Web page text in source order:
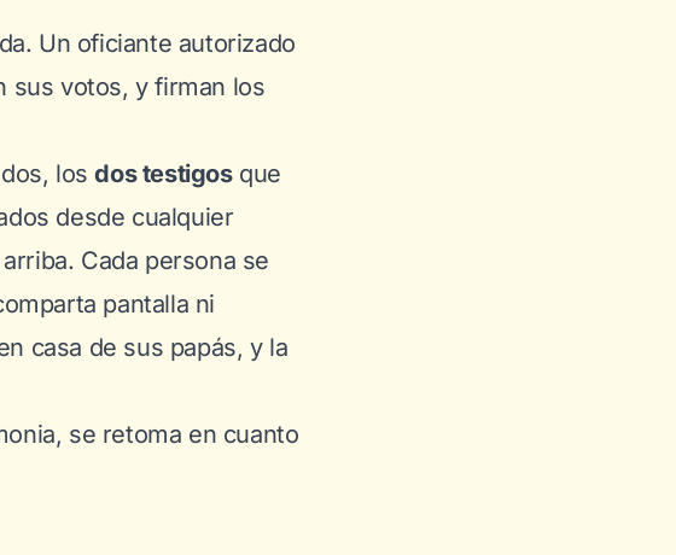
Un oficiante autorizado
sus votos, y firman los
dos, losdos testigosque
desde cualquier
Cada persona se
pantalla ni
casa de sus papás, y la
se retoma en cuanto